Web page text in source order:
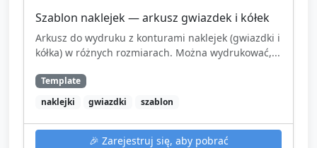
Szablon naklejek — arkusz gwiazdek i kółek
Arkusz do wydruku z konturami naklejek (gwiazdki i
kółka) w różnych rozmiarach. Można wydrukować,...
Template
naklejki
gwiazdki szablon
🎉 Zarejestruj się, aby pobrać